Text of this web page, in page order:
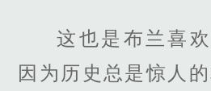
这也是布兰喜
因为历史总是惊人的